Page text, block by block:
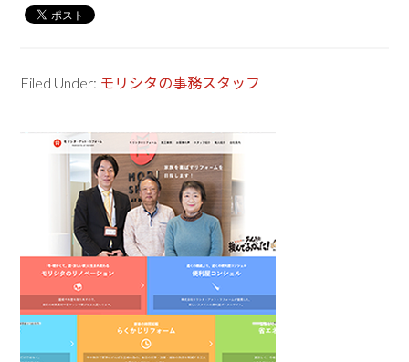
Filed Under: モリシタの事務スタッフ
Primary
Sidebar